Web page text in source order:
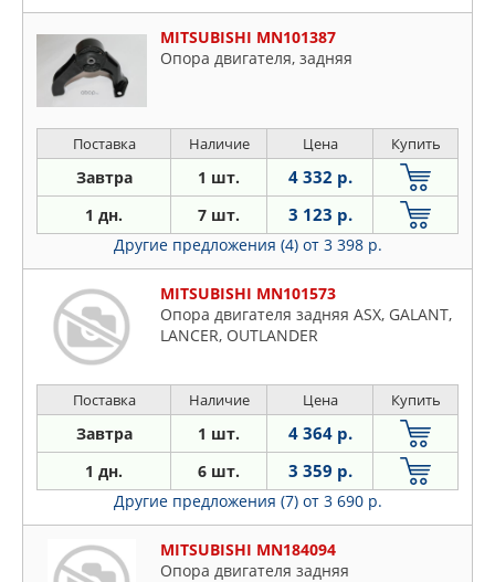
MITSUBISHI MN101387
Опора двигателя, задняя
Поставка Наличие Цена Купить
Завтра 1 шт. 4 332 р.
1 дн. 7 шт. 3 123 р.
Другие предложения (4) от 3 398 р.
MITSUBISHI MN101573
Опора двигателя задняя ASX, GALANT,
LANCER, OUTLANDER
Поставка Наличие Цена Купить
Завтра 1 шт. 4 364 р.
1 дн. 6 шт. 3 359 р.
Другие предложения (7) от 3 690 р.
MITSUBISHI MN184094
Опора двигателя задняя